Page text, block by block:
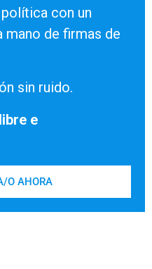
con un
mano de firmas de
sin ruido.
e
O AHORA